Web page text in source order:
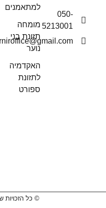
050-
5213001
למתאמנים
מומחה
תזונת בני
נוער
האקדמיה
לתזונת
ספורט
© כל הזכויות